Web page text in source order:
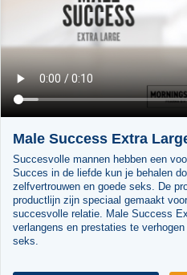
Male Success Extra
Succesvolle mannen hebben een
Succes in de liefde kun je behalen
zelfvertrouwen en goede seks. De
productlijn zijn speciaal gemaakt
succesvolle relatie. Male Success
verlangens en prestaties te
seks.